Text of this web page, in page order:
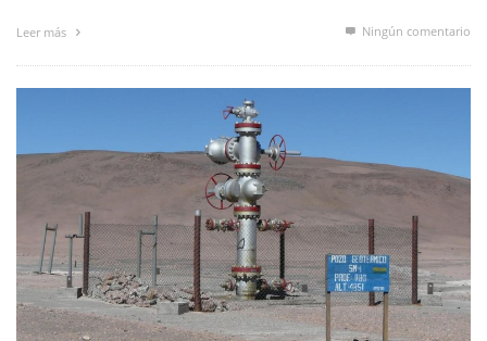
Leer más Ningún comentario